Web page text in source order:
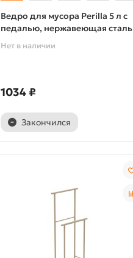
Ведро для мусора Perilla 5 л с
педалью, нержавеющая сталь
Нет в наличии
1034 ₽
Закончился